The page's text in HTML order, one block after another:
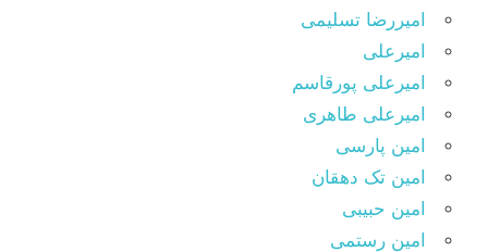
امیررضا تسلیمی
امیرعلی
امیرعلی پورقاسم
امیرعلی طاهری
امین پارسی
امین تک دهقان
امین حبیبی
امین رستمی